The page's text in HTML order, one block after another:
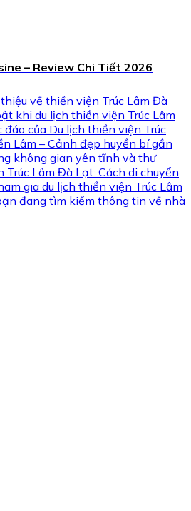
– Review Chi Tiết 2026
về thiền viện Trúc Lâm Đà
khi du lịch thiền viện Trúc Lâm
của Du lịch thiền viện Trúc
Lâm – Cảnh đẹp huyền bí gần
không gian yên tĩnh và thư
Lâm Đà Lạt: Cách di chuyển
gia du lịch thiền viện Trúc Lâm
đang tìm kiếm thông tin về nhà